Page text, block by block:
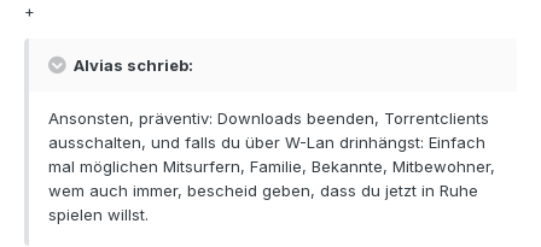
+
Alvias schrieb:
Ansonsten, präventiv: Downloads beenden, Torrentclients
ausschalten, und falls du über W-Lan drinhängst: Einfach
mal möglichen Mitsurfern, Familie, Bekannte, Mitbewohner,
wem auch immer, bescheid geben, dass du jetzt in Ruhe
spielen willst.